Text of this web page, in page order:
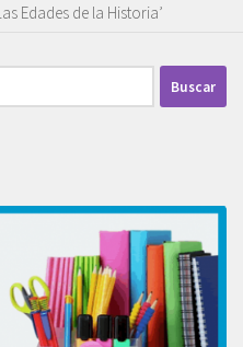
Edades de la Historia’